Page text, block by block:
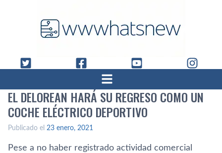
EL DELOREAN HARÁ SU REGRESO COMO UN
COCHE ELÉCTRICO DEPORTIVO
Publicado el 23 enero, 2021
Pese a no haber registrado actividad comercial